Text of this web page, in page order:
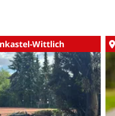
Wittlich